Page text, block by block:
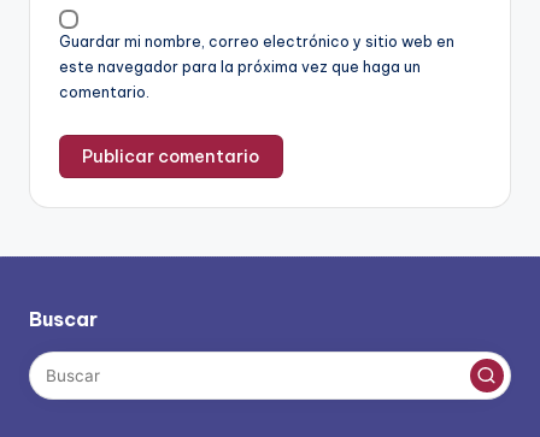
Guardar mi nombre, correo electrónico y sitio web en
este navegador para la próxima vez que haga un
comentario.
Buscar